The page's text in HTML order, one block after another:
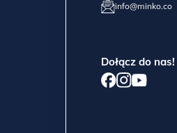
info@minko.co
Dołącz do nas!